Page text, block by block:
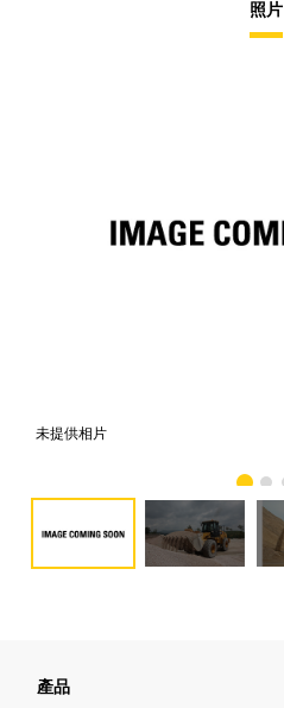
照片
未提供相片
產品